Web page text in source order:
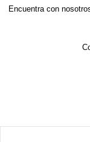
Encuentra con